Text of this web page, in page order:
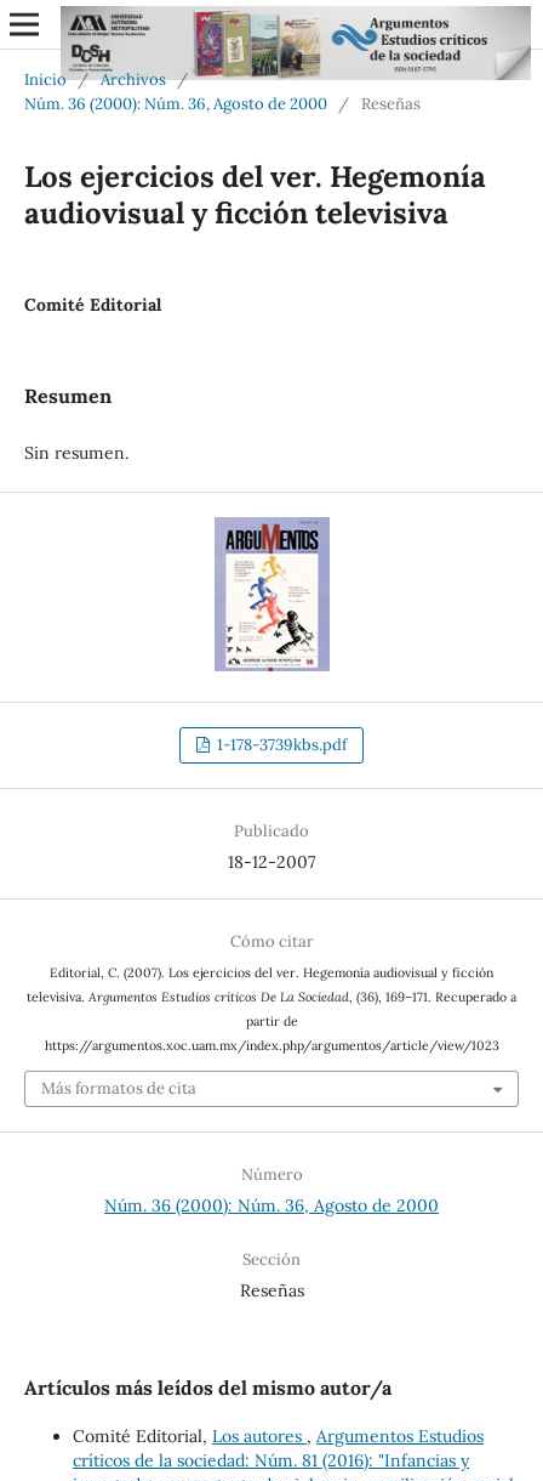
Inicio / Archivos /
Núm. 36 (2000): Núm. 36, Agosto de 2000
/ Reseñas
Los ejercicios del ver. Hegemonía
audiovisual y ficción televisiva
Comité Editorial
Resumen
Sin resumen.
1-178-3739kbs.pdf
Publicado
18-12-2007
Cómo citar
Editorial, C. (2007). Los ejercicios del ver. Hegemonía audiovisual y ficción
televisiva. Argumentos Estudios críticos De La Sociedad, (36), 169–171. Recuperado a
partir de
https://argumentos.xoc.uam.mx/index.php/argumentos/article/view/1023
Más formatos de cita
Número
Núm. 36 (2000): Núm. 36, Agosto de 2000
Sección
Reseñas
Artículos más leídos del mismo autor/a
Comité Editorial, Los autores , Argumentos Estudios
críticos de la sociedad: Núm. 81 (2016): "Infancias y